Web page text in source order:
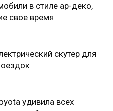
в стиле ар-деко,
свое время
скутер для
удивила всех